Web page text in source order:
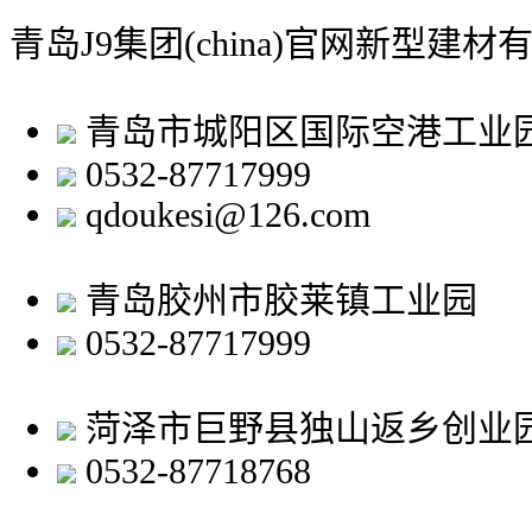
青岛J9集团(china)官网新型建材
青岛市城阳区国际空港工业
0532-87717999
qdoukesi@126.com
青岛胶州市胶莱镇工业园
0532-87717999
菏泽市巨野县独山返乡创业
0532-87718768